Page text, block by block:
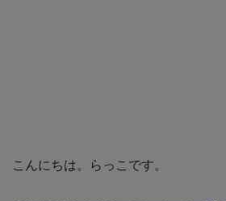
こんにちは。らっこです。